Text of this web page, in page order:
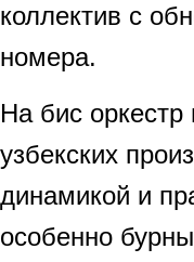
коллектив с
номера.
На бис
узбекских
динамикой и
особенно